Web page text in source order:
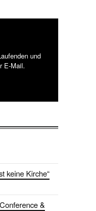
und
E-Mail.
keine Kirche“
&